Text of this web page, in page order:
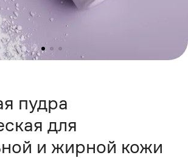
пудра
для
и жирной кожи